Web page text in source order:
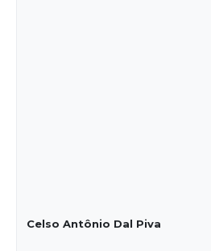
Celso Antônio Dal Piva